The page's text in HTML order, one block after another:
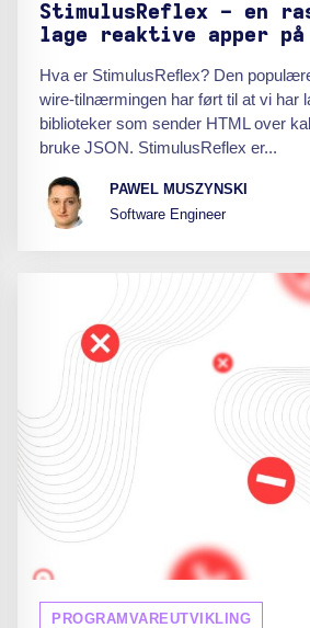
StimulusReflex - en
lage reaktive apper på
Hva er StimulusReflex? Den
wire-tilnærmingen har ført til at vi har
biblioteker som sender HTML over
bruke JSON. StimulusReflex er...
PAWEL MUSZYNSKI
Software Engineer
PROGRAMVAREUTVIKLING